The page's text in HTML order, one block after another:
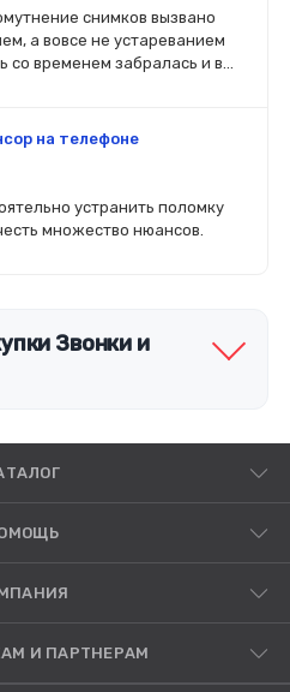
разъемах, элементах
параметрах и прочих
снимков вызвано
а вовсе не устареванием
со временем забралась и в
на телефоне
устранить поломку
множество нюансов.
Звонки и
И ПАРТНЕРАМ